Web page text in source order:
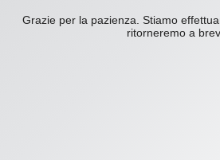
Grazie per la pazienza. Stiamo
ritorneremo a